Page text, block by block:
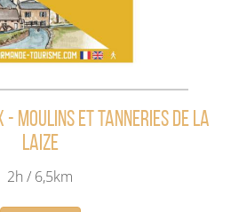
- Moulins et tanneries de la
Laize
2h / 6,5km